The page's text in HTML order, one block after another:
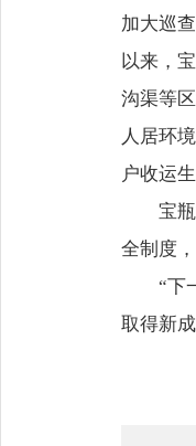
加大巡
以来，
沟渠等
人居环
户收运
宝
全制度
“下
取得新